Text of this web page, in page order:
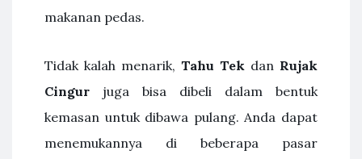
makanan pedas.
Tidak kalah menarik, Tahu Tek dan Rujak
Cingur juga bisa dibeli dalam bentuk
kemasan untuk dibawa pulang. Anda dapat
menemukannya di beberapa pasar